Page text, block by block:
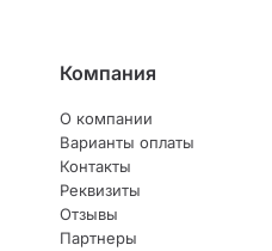
Компания
О компании
Варианты оплаты
Контакты
Реквизиты
Отзывы
Партнеры